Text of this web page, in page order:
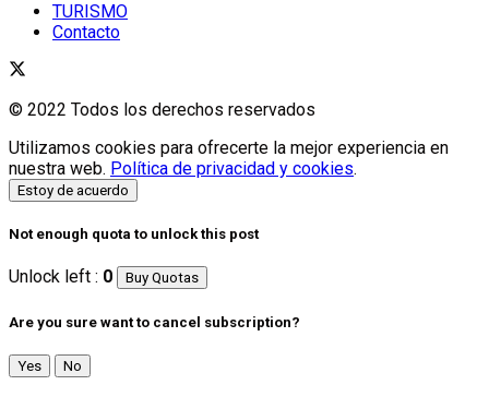
TURISMO
Contacto
© 2022 Todos los derechos reservados
Utilizamos cookies para ofrecerte la mejor experiencia en
nuestra web. Política de privacidad y cookies.
Estoy de acuerdo
Not enough quota to unlock this post
Unlock left : 0 Buy Quotas
Are you sure want to cancel subscription?
Yes No